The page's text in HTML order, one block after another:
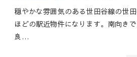
穏やかな雰囲気のある世田谷線の世
ほどの駅近物件になります。南向き
良…